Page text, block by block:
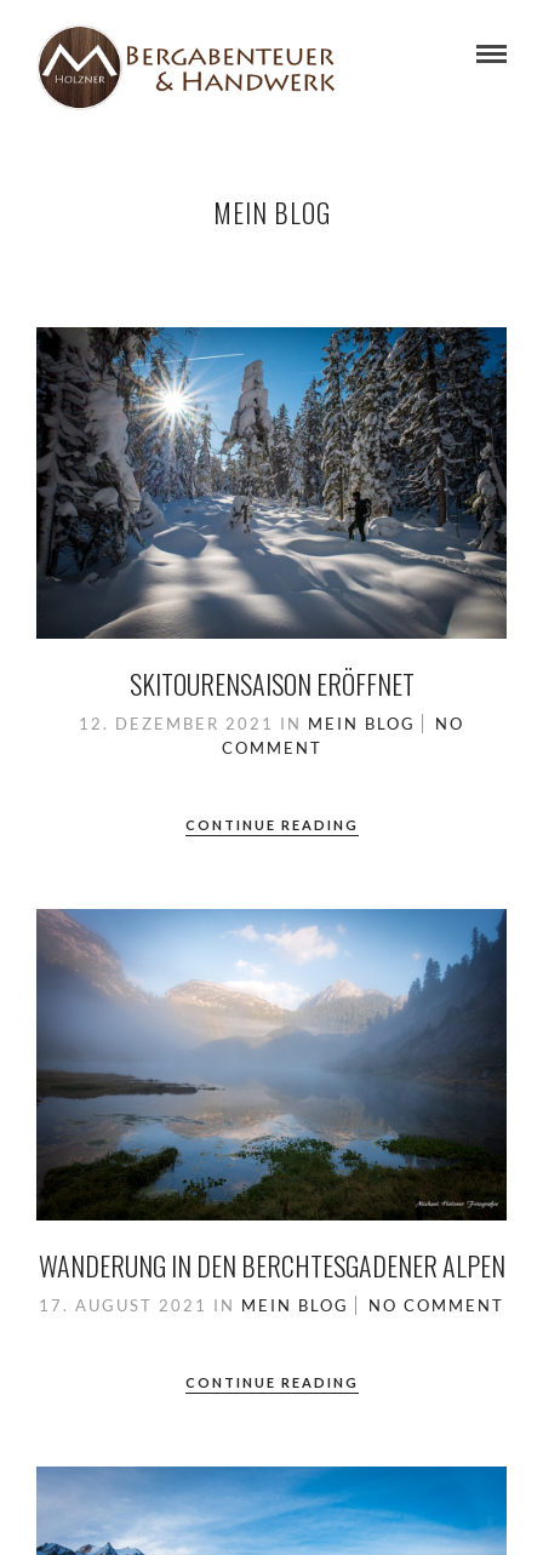
MEIN BLOG
SKITOURENSAISON ERÖFFNET
12. DEZEMBER 2021 IN MEIN BLOG
NO
COMMENT
CONTINUE READING
WANDERUNG IN DEN BERCHTESGADENER ALPEN
17. AUGUST 2021 IN MEIN BLOG NO COMMENT
CONTINUE READING